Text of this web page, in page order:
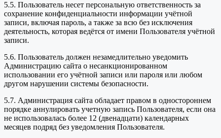
5.5. Пользователь несет персональную ответственность за
сохранение конфиденциальности информации учётной
записи, включая пароль, а также за всю без исключения
деятельность, которая ведётся от имени Пользователя учётной
записи.
5.6. Пользователь должен незамедлительно уведомить
Администрацию сайта о несанкционированном
использовании его учётной записи или пароля или любом
другом нарушении системы безопасности.
5.7. Администрация сайта обладает правом в одностороннем
порядке аннулировать учетную запись Пользователя, если она
не использовалась более 12 (двенадцати) календарных
месяцев подряд без уведомления Пользователя.